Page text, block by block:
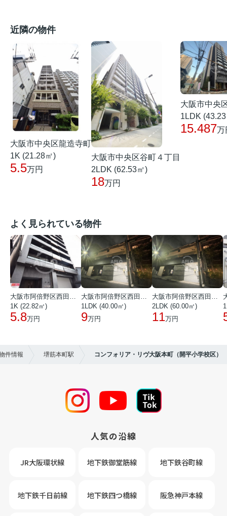
近隣の物件
大阪市中央区龍造寺町
1K (21.28㎡)
5.5万円
大阪市中央区谷町４丁目
2LDK (62.53㎡)
18万円
大阪市中央
1LDK
15.487万
よく見られている物件
1K (22.82㎡)
5.8万円
1LDK (40.00㎡)
9万円
2LDK (60.00㎡)
11万円
件情報 堺筋本町駅 コンフォリア・リヴ大阪本町（開平小学校区）
人気の沿線
JR大阪環状線 地下鉄御堂筋線 地下鉄谷町線
地下鉄千日前線 地下鉄四つ橋線 阪急神戸本線